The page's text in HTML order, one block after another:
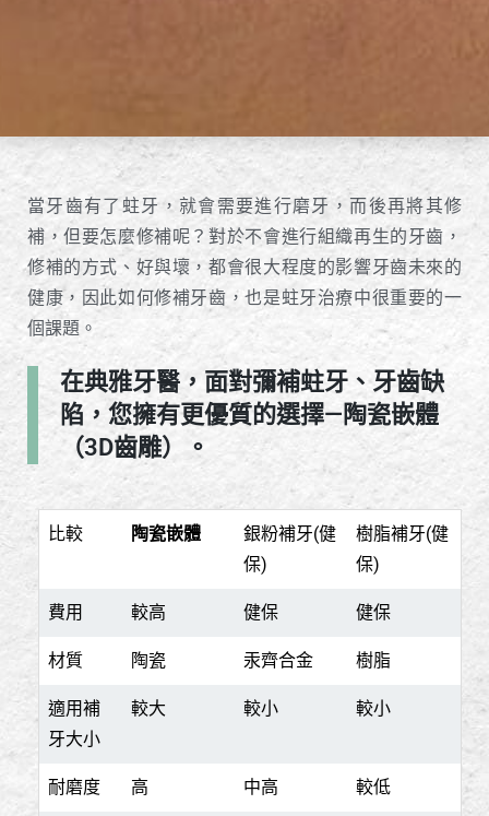
當牙齒有了蛀牙，就會需要進行磨牙，而後再將其修
補，但要怎麼修補呢？對於不會進行組織再生的牙齒，
修補的方式、好與壞，都會很大程度的影響牙齒未來的
健康，因此如何修補牙齒，也是蛀牙治療中很重要的一
個課題。
在典雅牙醫，面對彌補蛀牙、牙齒缺
陷，您擁有更優質的選擇—陶瓷嵌體
（3D齒雕）。
比較 陶瓷嵌體
銀粉補牙(健
保)
樹脂補牙(健
保)
費用 較高 健保 健保
材質 陶瓷 汞齊合金 樹脂
適用補
牙大小
較大 較小 較小
耐磨度 高 中高 較低